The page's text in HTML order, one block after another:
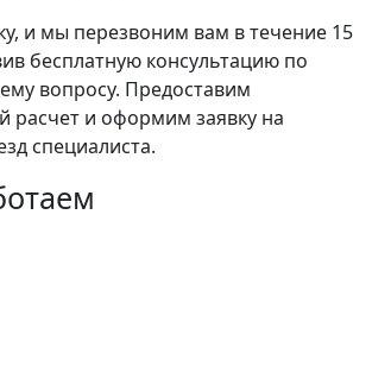
и мы перезвоним вам в течение 15
бесплатную консультацию по
вопросу. Предоставим
расчет и оформим заявку на
специалиста.